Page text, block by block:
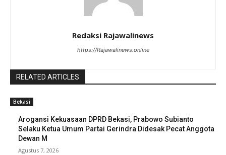
Redaksi Rajawalinews
https://Rajawalinews.online
RELATED ARTICLES
Bekasi
Arogansi Kekuasaan DPRD Bekasi, Prabowo Subianto
Selaku Ketua Umum Partai Gerindra Didesak Pecat Anggota
Dewan M
Agustus 7, 2026